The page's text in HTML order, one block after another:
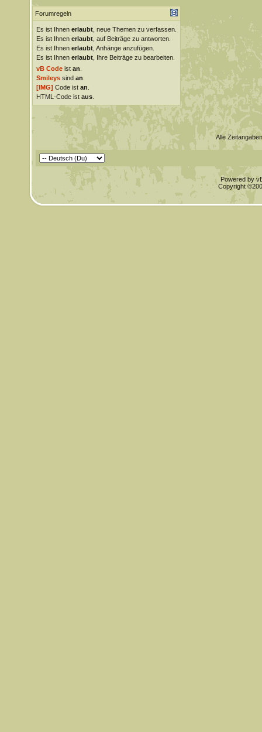
Forumregeln
Es ist Ihnen erlaubt, neue Themen zu verfassen.
Es ist Ihnen erlaubt, auf Beiträge zu antworten.
Es ist Ihnen erlaubt, Anhänge anzufügen.
Es ist Ihnen erlaubt, Ihre Beiträge zu bearbeiten.
vB Codeist an
Smileyssind an
[IMG] Code ist an
HTML-Code ist aus.
Alle
Powered by
Copyright